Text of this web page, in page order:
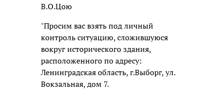
В.О.Цою
"Просим вас взять под личный
контроль ситуацию, сложившуюся
вокруг исторического здания,
расположенного по адресу:
Ленинградская область, г.Выборг, ул.
Вокзальная, дом 7.